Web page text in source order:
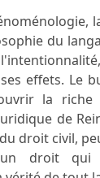
du
effets. Le
la riche
de
droit civil,
droit qui